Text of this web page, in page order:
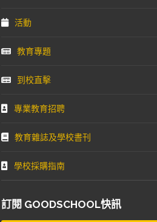
活動
教育專題
到校直擊
專業教育招聘
教育雜誌及學校書刊
學校採購指南
訂閱 GOODSCHOOL快訊